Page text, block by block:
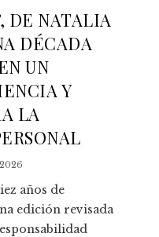
DE NATALIA
DÉCADA
UN
Y
LA
años de
edición revisada